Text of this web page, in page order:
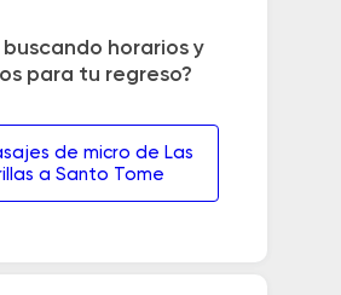
buscando horarios y
para tu regreso?
de micro de Las
a Santo Tome